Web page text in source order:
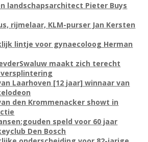
landschapsarchitect Pieter Buys
rijmelaar, KLM-purser Jan Kersten
lintje voor gynaecoloog Herman
maakt zich terecht
Laarhoven [12 jaar] winnaar van
den Krommenacker showt in
speld voor 60 jaar
Den Bosch